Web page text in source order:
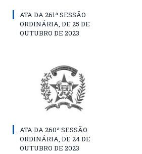
ATA DA 261ª SESSÃO
ORDINÁRIA, DE 25 DE
OUTUBRO DE 2023
ATA DA 260ª SESSÃO
ORDINÁRIA, DE 24 DE
OUTUBRO DE 2023